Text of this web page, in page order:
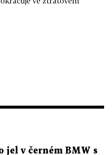
jel v černém BMW s